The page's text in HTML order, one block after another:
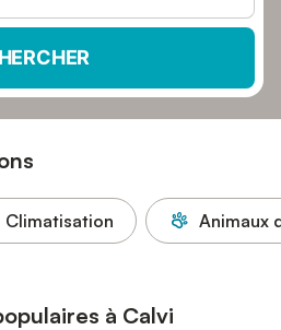
Climatisation Animaux
à Calvi